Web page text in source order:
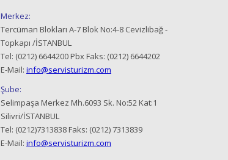
Merkez:
Tercüman Blokları A-7 Blok No:4-8 Cevizlibağ -
Topkapı /İSTANBUL
Tel: (0212) 6644200 Pbx Faks: (0212) 6644202
E-Mail: info@servisturizm.com
Şube:
Selimpaşa Merkez Mh.6093 Sk. No:52 Kat:1
Silivri/İSTANBUL
Tel: (0212)7313838 Faks: (0212) 7313839
E-Mail: info@servisturizm.com